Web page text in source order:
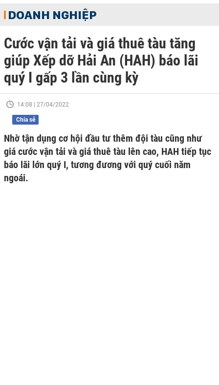
DOANH NGHIỆP
Cước vận tải và giá thuê tàu tăng
giúp Xếp dỡ Hải An (HAH) báo lãi
quý I gấp 3 lần cùng kỳ
14:08 | 27/04/2022
Chia sẻ
Nhờ tận dụng cơ hội đầu tư thêm đội tàu cũng như
giá cước vận tải và giá thuê tàu lên cao, HAH tiếp tục
báo lãi lớn quý I, tương đương với quý cuối năm
ngoái.